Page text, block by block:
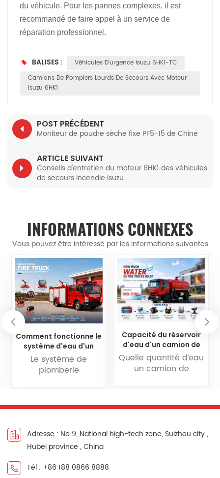
du véhicule. Pour les pannes complexes, il est
recommandé de faire appel à un service de
réparation professionnel.
BALISES :
Véhicules D'urgence Isuzu 6HK1-TC
Camions De Pompiers Lourds De Secours Avec Moteur
Isuzu 6HK1
POST PRÉCÉDENT
Moniteur de poudre sèche fixe PF5-15 de Chine
ARTICLE SUIVANT
Conseils d'entretien du moteur 6HK1 des véhicules
de secours incendie Isuzu
INFORMATIONS CONNEXES
Vous pouvez être intéressé par les informations suivantes
Comment fonctionne le
système d'eau d'un
camion de pompiers
Le système de
plomberie
est le cœur de
Il dirige avec
précision l’eau depuis
source externe à
Capacité du réservoir
d'eau d'un camion de
pompiers : quelle
quantité d'eau les
camions de pompiers
Quelle quantité d’eau
un camion de
questions auxquelles
confrontés lorsqu’ils
Adresse : No 9, National high-tech zone, Suizhou city ,
Hubei province , China
Tél : +86 188 0866 8888